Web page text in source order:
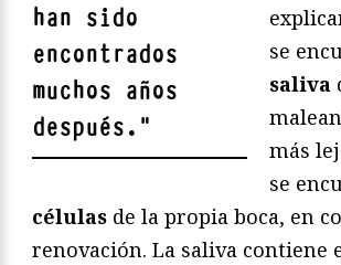
han sido
encontrados
muchos años
después. "
se
saliva
más
se
células de la propia boca, en
renovación. La saliva contiene